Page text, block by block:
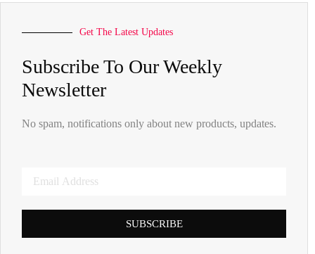
Get The Latest Updates
Subscribe To Our Weekly
Newsletter
No spam, notifications only about new products, updates.
SUBSCRIBE